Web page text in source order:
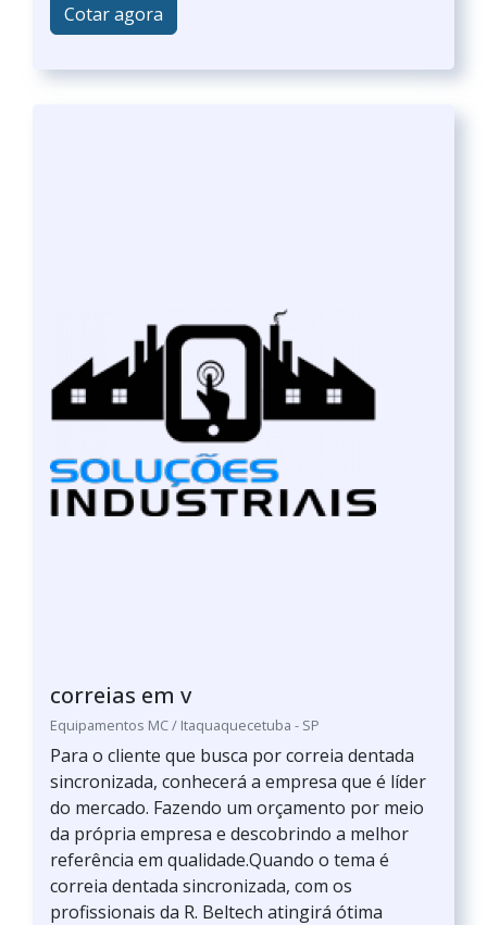
Cotar agora
correias em v
Equipamentos MC / Itaquaquecetuba - SP
Para o cliente que busca por correia dentada
sincronizada, conhecerá a empresa que é líder
do mercado. Fazendo um orçamento por meio
da própria empresa e descobrindo a melhor
referência em qualidade.Quando o tema é
correia dentada sincronizada, com os
profissionais da R. Beltech atingirá ótima